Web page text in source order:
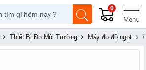
0
Thiết Bị Đo Môi Trường Máy đo độ ngọt